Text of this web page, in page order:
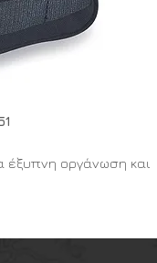
έξυπνη οργάνωση και